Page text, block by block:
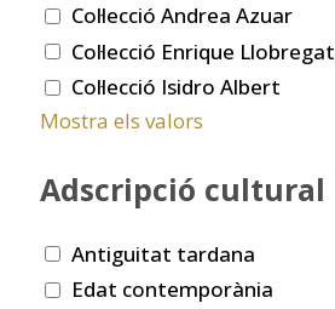
Col·lecció Andrea Azuar
Col·lecció Enrique Llobregat
Col·lecció Isidro Albert
Mostra els valors
Adscripció cultural
Antiguitat tardana
Edat contemporània